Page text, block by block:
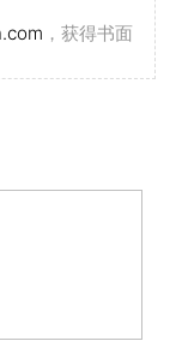
，获得书面